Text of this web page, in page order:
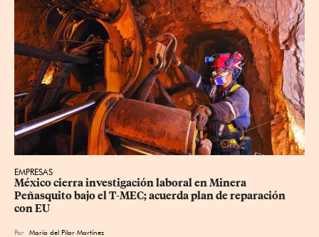
EMPRESAS
México cierra investigación laboral en Minera
Peñasquito bajo el T-MEC; acuerda plan de reparación
con EU
Por María del Pilar Martínez